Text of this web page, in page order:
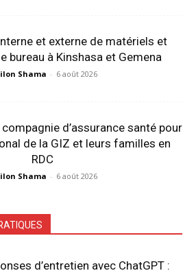
et externe de matériels et
bureau à Kinshasa et Gemena
Shama - 6 août 2026
compagnie d’assurance santé pour
de la GIZ et leurs familles en
RDC
Shama - 6 août 2026
d’entretien avec ChatGPT :